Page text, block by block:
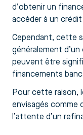
d’obtenir un
accéder à un
Cependant, cette
généralement
peuvent être
financements
Pour cette raison,
envisagés comme
l’attente d’un